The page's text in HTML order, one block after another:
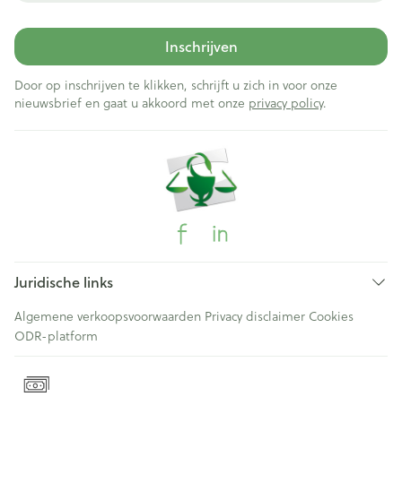
Inschrijven
Door op inschrijven te klikken, schrijft u zich in voor onze
nieuwsbrief en gaat u akkoord met onze privacy policy.
Juridische links
Algemene verkoopsvoorwaarden Privacy disclaimer Cookies
ODR-platform